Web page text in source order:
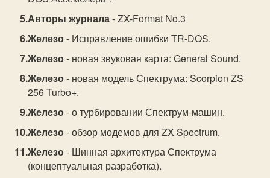
Авторы журнала- ZX-Format No.3
Железо- Исправление ошибки TR-DOS.
Железо- новая звуковая карта: General Sound.
Железо- новая модель Спектрума: Scorpion ZS
256 Turbo+.
Железо- о турбировании Спектрум-машин.
Железо- обзор модемов для ZX Spectrum.
Железо- Шинная архитектура Спектрума
(концептуальная разработка).